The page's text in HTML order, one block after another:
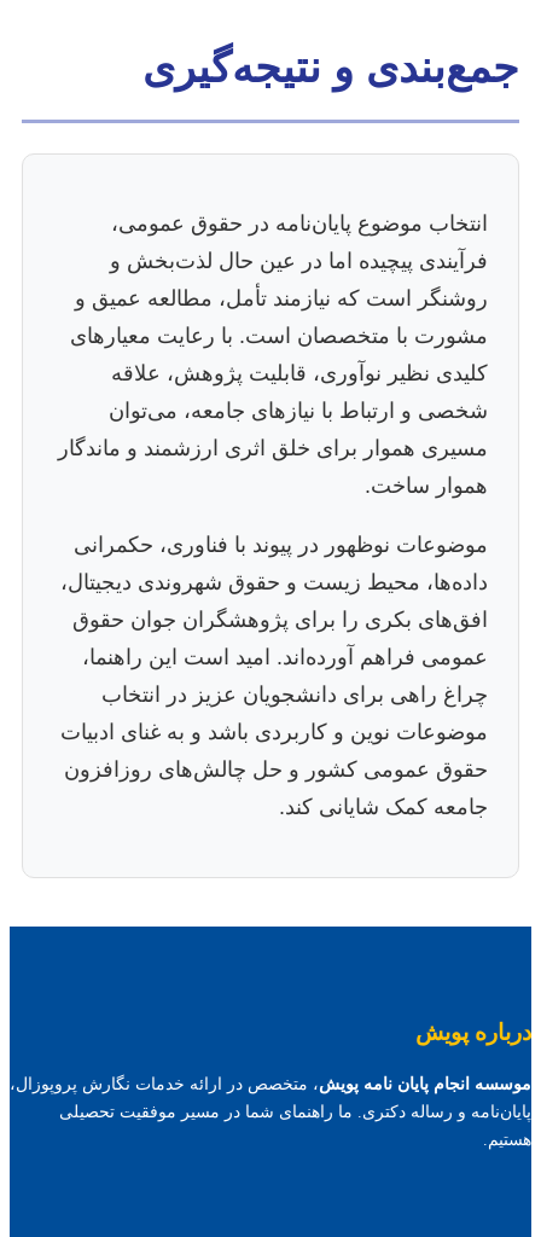
جمع‌بندی و نتیجه‌گیری
انتخاب موضوع پایان‌نامه در حقوق عمومی،
فرآیندی پیچیده اما در عین حال لذت‌بخش و
روشنگر است که نیازمند تأمل، مطالعه عمیق و
مشورت با متخصصان است. با رعایت معیارهای
کلیدی نظیر نوآوری، قابلیت پژوهش، علاقه
شخصی و ارتباط با نیازهای جامعه، می‌توان
مسیری هموار برای خلق اثری ارزشمند و ماندگار
هموار ساخت.
موضوعات نوظهور در پیوند با فناوری، حکمرانی
داده‌ها، محیط زیست و حقوق شهروندی دیجیتال،
افق‌های بکری را برای پژوهشگران جوان حقوق
عمومی فراهم آورده‌اند. امید است این راهنما،
چراغ راهی برای دانشجویان عزیز در انتخاب
موضوعات نوین و کاربردی باشد و به غنای ادبیات
حقوق عمومی کشور و حل چالش‌های روزافزون
جامعه کمک شایانی کند.
درباره پویش
موسسه انجام پایان نامه پویش، متخصص در ارائه خدمات نگارش پروپوزال،
پایان‌نامه و رساله دکتری. ما راهنمای شما در مسیر موفقیت تحصیلی
هستیم.